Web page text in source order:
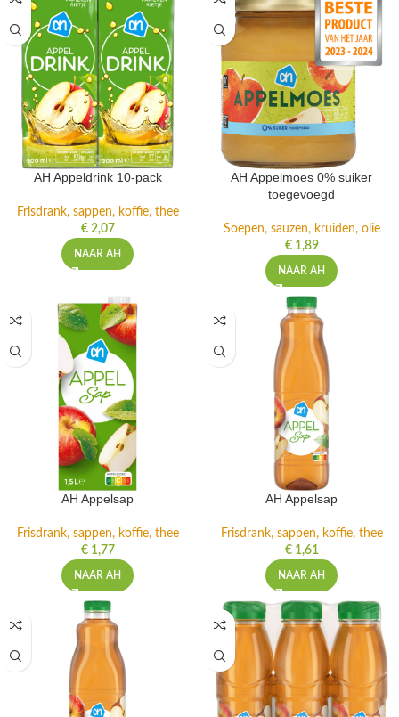
AH Appeldrink 10-pack
Frisdrank, sappen, koffie, thee
€2,07
NAAR AH
AH Appelmoes 0% suiker
toegevoegd
Soepen, sauzen, kruiden, olie
€1,89
NAAR AH
AH Appelsap
Frisdrank, sappen, koffie, thee
€1,77
NAAR AH
AH Appelsap
Frisdrank, sappen, koffie, thee
€1,61
NAAR AH